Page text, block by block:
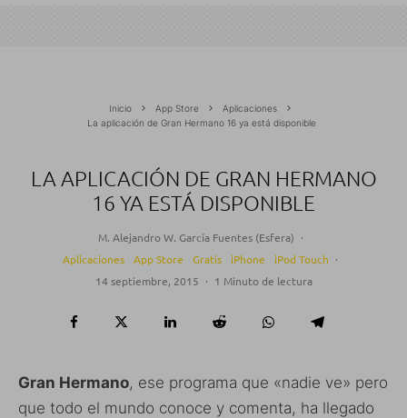
Inicio App Store
Aplicaciones
La aplicación de Gran Hermano 16 ya está disponible
LA APLICACIÓN DE GRAN HERMANO
16 YA ESTÁ DISPONIBLE
M. Alejandro W. García Fuentes (Esfera) ·
Aplicaciones
App Store Gratis iPhone iPod Touch ·
14 septiembre, 2015 · 1 Minuto de lectura
Gran Hermano, ese programa que «nadie ve» pero
que todo el mundo conoce y comenta, ha llegado